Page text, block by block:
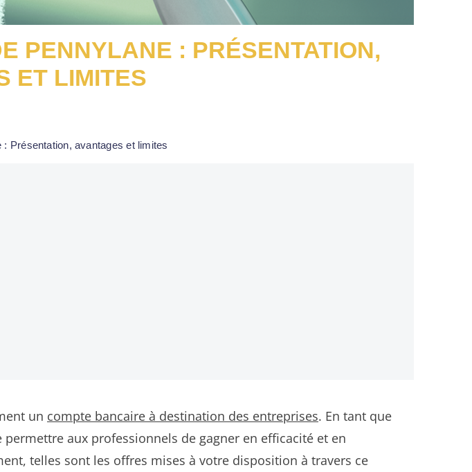
PENNYLANE : PRÉSENTATION,
ET LIMITES
un compte bancaire à destination des entreprises. En tant que
permettre aux professionnels de gagner en efficacité et en
telles sont les offres mises à votre disposition à travers ce
Présentation, avantages et limites